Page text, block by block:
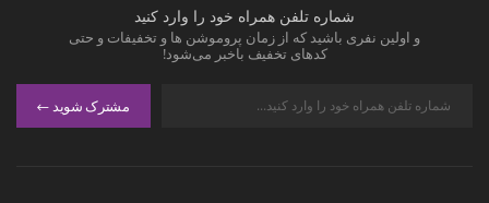
شماره تلفن همراه خود را وارد کنید
و اولین نفری باشید که از زمان پروموشن ها و تخفیفات و حتی
کدهای تخفیف باخبر می‌شود!
مشترک شوید